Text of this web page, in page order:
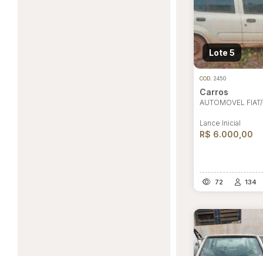
Lote 5
COD. 2450
Carros
AUTOMOVEL
Lance Inicial
R$ 6.000,00
72 134